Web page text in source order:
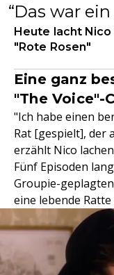
Das war
Heute lacht
"Rote Rosen"
Eine ganz
"The Voice"-
"Ich habe einen
Rat [gespielt], der
erzählt Nico
Fünf Episoden
Groupie-
eine lebende